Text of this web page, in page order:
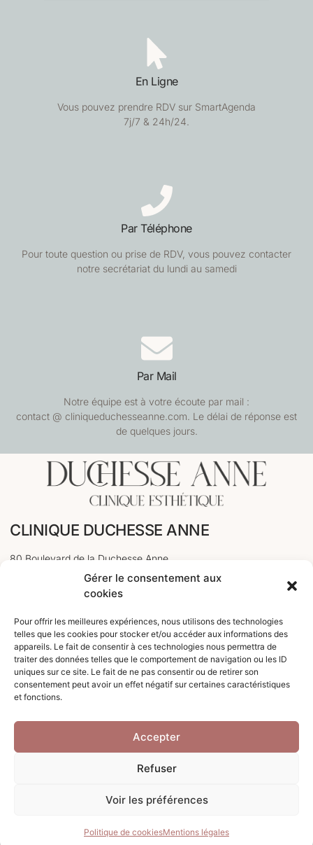
Gérer le consentement aux
cookies
Pour offrir les meilleures expériences, nous utilisons des technologies
telles que les cookies pour stocker et/ou accéder aux informations des
appareils. Le fait de consentir à ces technologies nous permettra de
traiter des données telles que le comportement de navigation ou les ID
uniques sur ce site. Le fait de ne pas consentir ou de retirer son
consentement peut avoir un effet négatif sur certaines caractéristiques
et fonctions.
Accepter
Refuser
Voir les préférences
Politique de cookiesMentions légales
En Ligne
Vous pouvez prendre RDV sur SmartAgenda
7j/7 & 24h/24.
Par Téléphone
Pour toute question ou prise de RDV, vous pouvez contacter
notre secrétariat du lundi au samedi
Par Mail
Notre équipe est à votre écoute par mail :
contact @ cliniqueduchesseanne.com. Le délai de réponse est
de quelques jours.
CLINIQUE DUCHESSE ANNE
80 Boulevard de la Duchesse Anne
PRENDRE RDV EN LIGNE
Smart Agenda
CONTACTER LE SECRÉTARIAT
contact @ cliniqueduchesseanne.com
© Clinique Duchesse Anne |